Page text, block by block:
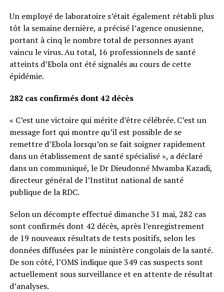
Un employé de laboratoire s’était également rétabli plus
tôt la semaine dernière, a précisé l’agence onusienne,
portant à cinq le nombre total de personnes ayant
vaincu le virus. Au total, 16 professionnels de santé
atteints d’Ebola ont été signalés au cours de cette
épidémie.
282 cas confirmés dont 42 décès
« C’est une victoire qui mérite d’être célébrée. C’est un
message fort qui montre qu’il est possible de se
remettre d’Ebola lorsqu’on se fait soigner rapidement
dans un établissement de santé spécialisé », a déclaré
dans un communiqué, le Dr Dieudonné Mwamba Kazadi,
directeur général de l’Institut national de santé
publique de la RDC.
Selon un décompte effectué dimanche 31 mai, 282 cas
sont confirmés dont 42 décès, après l’enregistrement
de 19 nouveaux résultats de tests positifs, selon les
données diffusées par le ministère congolais de la santé.
De son côté, l’OMS indique que 349 cas suspects sont
actuellement sous surveillance et en attente de résultat
d’analyses.